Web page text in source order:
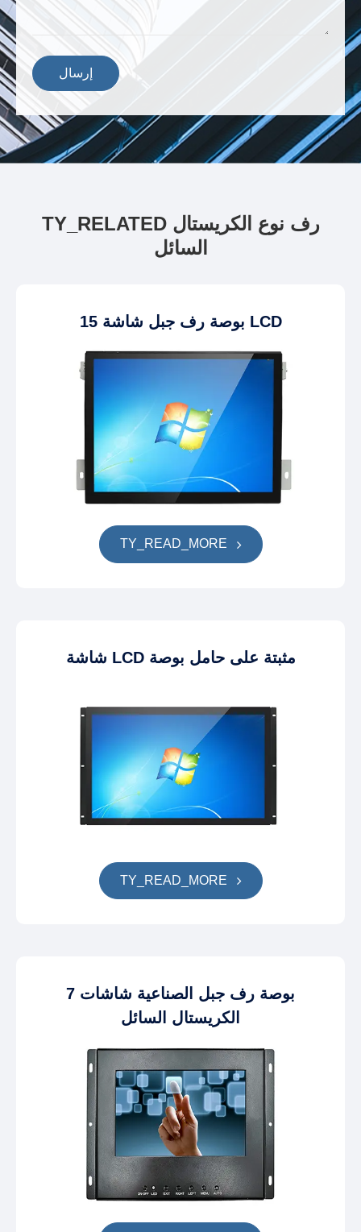
إرسال
TY_RELATED رف نوع الكريستال
السائل
15 بوصة رف جبل شاشة LCD
TY_READ_MORE
شاشة LCD مثبتة على حامل بوصة
TY_READ_MORE
7 بوصة رف جبل الصناعية شاشات
الكريستال السائل